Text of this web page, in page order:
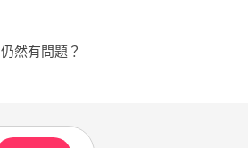
仍然有問題？